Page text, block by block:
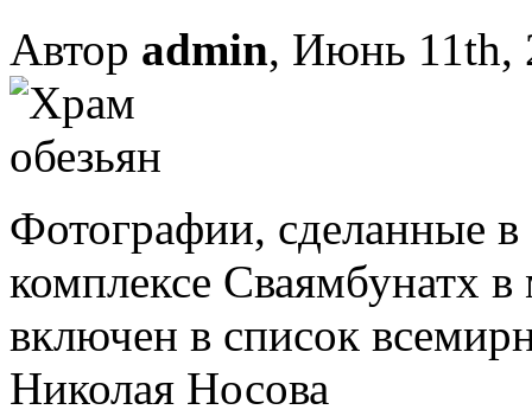
Автор admin, Июнь 11th,
Фотографии, сделанные
комплексе Сваямбунатх
включен в список
Николая Носова